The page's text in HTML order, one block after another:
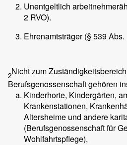
Unentgeltlich
2 RVO).
Ehrenamtsträger (§ 539 Abs.
2Nicht zum
Berufsgenossenschaft gehören
Kinderhorte, Kindergärten,
Krankenstationen,
Altersheime und andere
(Berufsgenossenschaft für
Wohlfahrtspflege),